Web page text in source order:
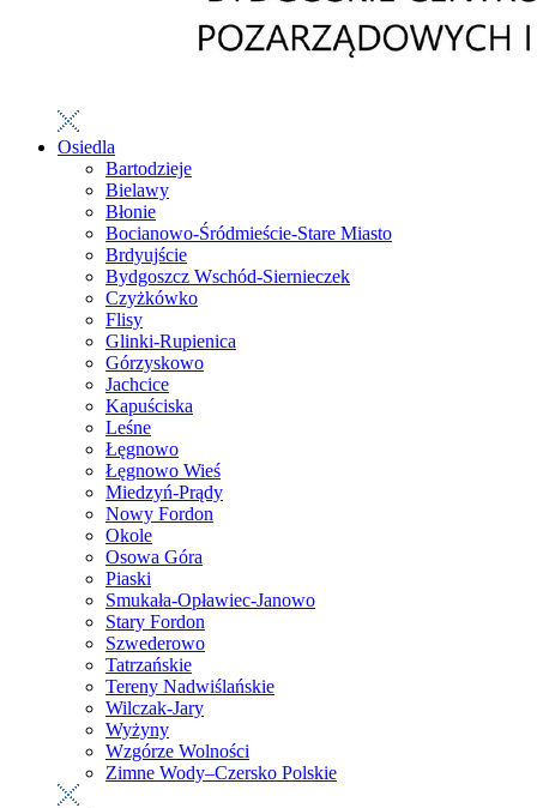
Osiedla
Bartodzieje
Bielawy
Błonie
Bocianowo-Śródmieście-Stare Miasto
Brdyujście
Bydgoszcz Wschód-Siernieczek
Czyżkówko
Flisy
Glinki-Rupienica
Górzyskowo
Jachcice
Kapuściska
Leśne
Łęgnowo
Łęgnowo Wieś
Miedzyń-Prądy
Nowy Fordon
Okole
Osowa Góra
Piaski
Smukała-Opławiec-Janowo
Stary Fordon
Szwederowo
Tatrzańskie
Tereny Nadwiślańskie
Wilczak-Jary
Wyżyny
Wzgórze Wolności
Zimne Wody–Czersko Polskie